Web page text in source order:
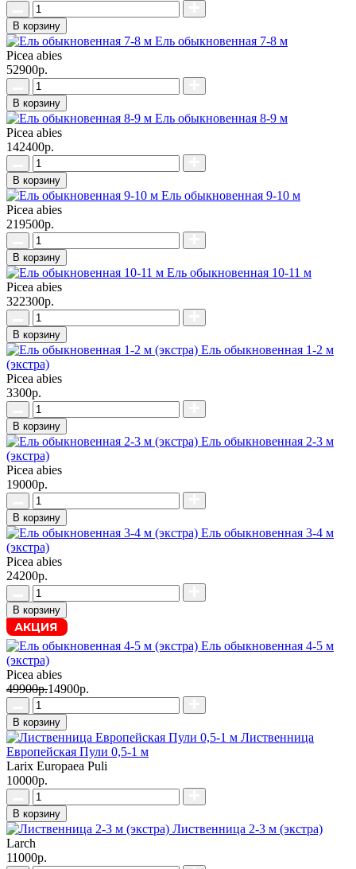
В корзину
Ель обыкновенная 7-8 м
Picea abies
52900р.
В корзину
Ель обыкновенная 8-9 м
Picea abies
142400р.
В корзину
Ель обыкновенная 9-10 м
Picea abies
219500р.
В корзину
Ель обыкновенная 10-11 м
Picea abies
322300р.
В корзину
Ель обыкновенная 1-2 м
(экстра)
Picea abies
3300р.
В корзину
Ель обыкновенная 2-3 м
(экстра)
Picea abies
19000р.
В корзину
Ель обыкновенная 3-4 м
(экстра)
Picea abies
24200р.
В корзину
АКЦИЯ
Ель обыкновенная 4-5 м
(экстра)
Picea abies
49900р.14900р.
В корзину
Лиственница
Европейская Пули 0,5-1 м
Larix Europaea Puli
10000р.
В корзину
Лиственница 2-3 м (экстра)
Larch
11000р.